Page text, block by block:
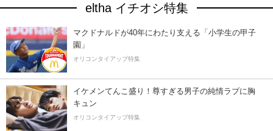
eltha イチオシ特集
マクドナルドが40年にわたり支える「小学生の甲子
園」
オリコンタイアップ特集
イケメンてんこ盛り！尊すぎる男子の純情ラブに胸
キュン
オリコンタイアップ特集